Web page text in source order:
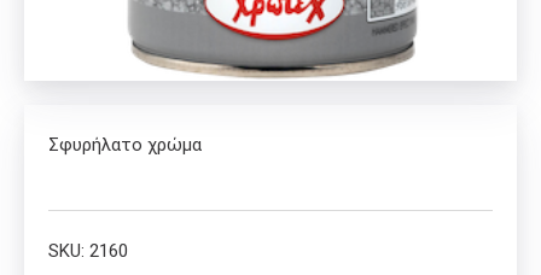
Σφυρήλατο χρώμα
SKU: 2160